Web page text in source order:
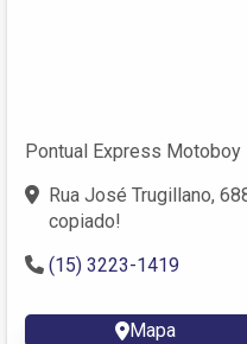
Pontual Express Motoboy
Rua José Trugillano,
copiado!
(15) 3223-1419
Mapa